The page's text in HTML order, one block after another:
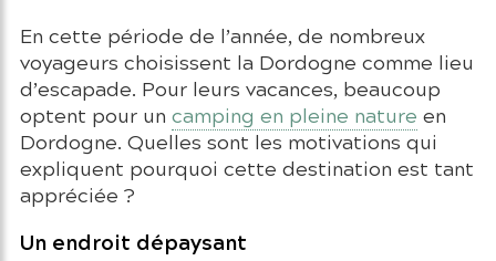
En cette période de l’année, de nombreux
voyageurs choisissent la Dordogne comme lieu
d’escapade. Pour leurs vacances, beaucoup
optent pour un camping en pleine nature en
Dordogne. Quelles sont les motivations qui
expliquent pourquoi cette destination est tant
appréciée ?
Un endroit dépaysant